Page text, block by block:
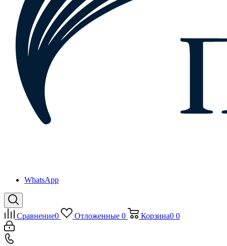
WhatsApp
Сравнение0 Отложенные 0 Корзина0 0